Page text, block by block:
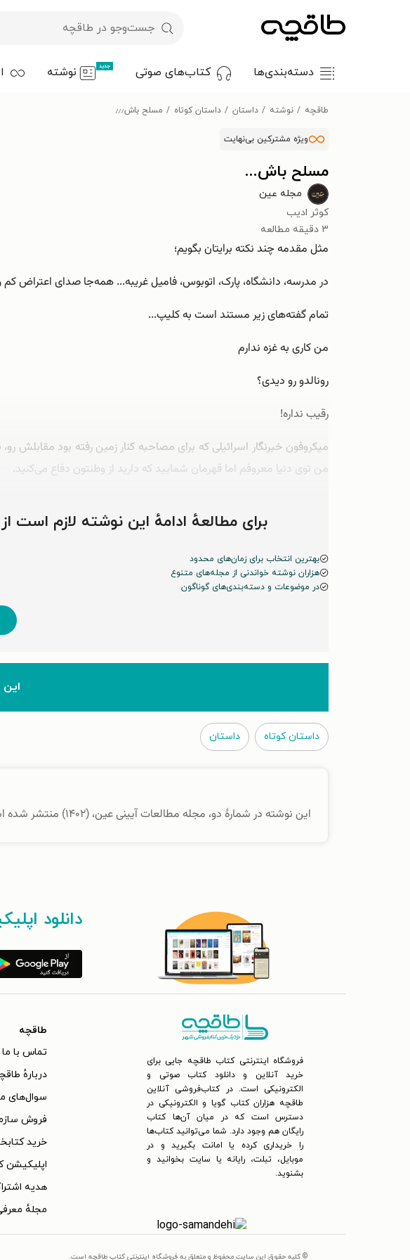
دسته‌بندی‌ها کتاب‌های صوتی جدید نوشته
طاقچه نوشته داستان داستان کوتاه مسلح باش٫٫٫
ویژه مشترکین بی‌نهایت
مسلح باش...
مجله عین
کوثر ادیب
۳ دقیقه مطالعه
مثل مقدمه چند نکته برایتان بگویم؛
در مدرسه، دانشگاه، پارک، اتوبوس، فامیل غریبه... همه‌جا صدای
تمام گفته‌های زیر مستند است به کلیپ...
من کاری به غزه ندارم
رونالدو رو دیدی؟
رقیب نداره!
میکروفون خبرنگار اسرائیلی که برای مصاحبه کنار زمین رفته بود
من توی دنیا معروفم اما قهرمان شمایید که دارید از وطنتون دفاع می‌کنید.
برای مطالعهٔ ادامهٔ این نوشته لازم
بهترین انتخاب برای زمان‌های محدود
هزاران نوشته خواندنی از مجله‌های متنوع
در موضوعات و دسته‌بندی‌های گوناگون
داستان کوتاه داستان
این نوشته در شمارهٔ دو، مجله مطالعات آیینی عین، (۱۴۰۲) منتشر شده است.
دانلود
فروشگاه اینترنتی کتاب طاقچه جایی برای
خرید آنلاین و دانلود کتاب صوتی و
الکترونیکی است. در کتاب‌فروشی آنلاین
طاقچه هزاران کتاب گویا و الکترونیکی در
دسترس است که در میان آن‌ها کتاب
رایگان هم وجود دارد. شما می‌توانید کتاب‌ها
را خریداری کرده یا امانت بگیرید و در
موبایل، تبلت، رایانه یا سایت بخوانید و
بشنوید.
طاقچه
تماس با ما
دربارهٔ
سوال‌های
فروش
خرید
اپلیکیشن
هدیه
مجلهٔ
© کلیه حقوق این سایت محفوظ و متعلق به فروشگاه اینترنتی کتاب طاقچه است.